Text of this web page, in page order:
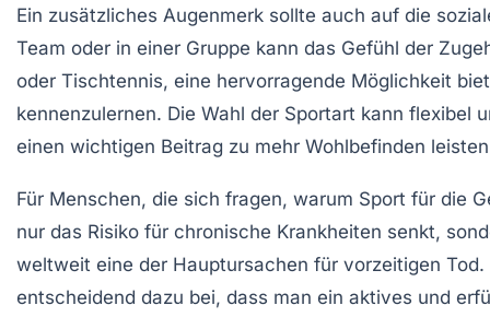
Ein zusätzliches Augenmerk sollte auch auf die
Team oder in einer Gruppe kann das Gefühl der
oder Tischtennis, eine hervorragende Möglichkeit
kennenzulernen. Die Wahl der Sportart kann
einen wichtigen Beitrag zu mehr Wohlbefinden
Für Menschen, die sich fragen, warum Sport für die
nur das Risiko für chronische Krankheiten senkt,
weltweit eine der Hauptursachen für vorzeitigen
entscheidend dazu bei, dass man ein aktives und